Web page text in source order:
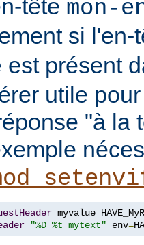
tête mon-
si
est présent
utile
"à la
"%D %t mytext" env=